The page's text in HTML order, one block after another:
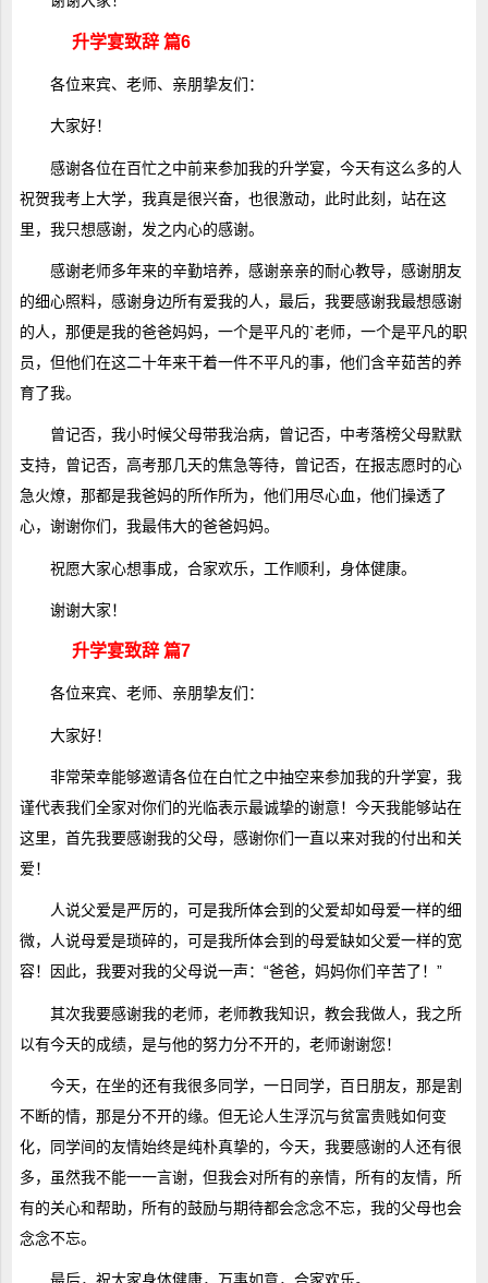
升学宴致辞 篇6
各位来宾、老师、亲朋挚友们：
大家好！
感谢各位在百忙之中前来参加我的升学宴，今天有这么多的人
祝贺我考上大学，我真是很兴奋，也很激动，此时此刻，站在这
里，我只想感谢，发之内心的感谢。
感谢老师多年来的辛勤培养，感谢亲亲的耐心教导，感谢朋友
的细心照料，感谢身边所有爱我的人，最后，我要感谢我最想感谢
的人，那便是我的爸爸妈妈，一个是平凡的`老师，一个是平凡的职
员，但他们在这二十年来干着一件不平凡的事，他们含辛茹苦的养
育了我。
曾记否，我小时候父母带我治病，曾记否，中考落榜父母默默
支持，曾记否，高考那几天的焦急等待，曾记否，在报志愿时的心
急火燎，那都是我爸妈的所作所为，他们用尽心血，他们操透了
心，谢谢你们，我最伟大的爸爸妈妈。
祝愿大家心想事成，合家欢乐，工作顺利，身体健康。
谢谢大家！
升学宴致辞 篇7
各位来宾、老师、亲朋挚友们：
大家好！
非常荣幸能够邀请各位在白忙之中抽空来参加我的升学宴，我
谨代表我们全家对你们的光临表示最诚挚的谢意！今天我能够站在
这里，首先我要感谢我的父母，感谢你们一直以来对我的付出和关
爱！
人说父爱是严厉的，可是我所体会到的父爱却如母爱一样的细
微，人说母爱是琐碎的，可是我所体会到的母爱缺如父爱一样的宽
容！因此，我要对我的父母说一声：“爸爸，妈妈你们辛苦了！”
其次我要感谢我的老师，老师教我知识，教会我做人，我之所
以有今天的成绩，是与他的努力分不开的，老师谢谢您！
今天，在坐的还有我很多同学，一日同学，百日朋友，那是割
不断的情，那是分不开的缘。但无论人生浮沉与贫富贵贱如何变
化，同学间的友情始终是纯朴真挚的，今天，我要感谢的人还有很
多，虽然我不能一一言谢，但我会对所有的亲情，所有的友情，所
有的关心和帮助，所有的鼓励与期待都会念念不忘，我的父母也会
念念不忘。